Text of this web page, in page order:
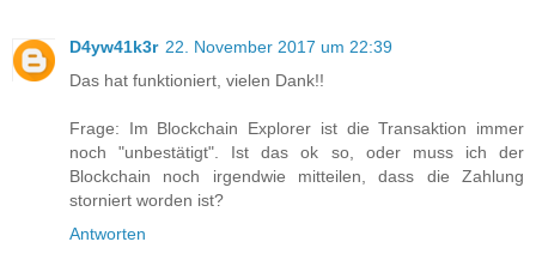
D4yw41k3r 22. November 2017 um 22:39
Das hat funktioniert, vielen Dank!!
Frage: Im Blockchain Explorer ist die Transaktion immer
noch "unbestätigt". Ist das ok so, oder muss ich der
Blockchain noch irgendwie mitteilen, dass die Zahlung
storniert worden ist?
Antworten